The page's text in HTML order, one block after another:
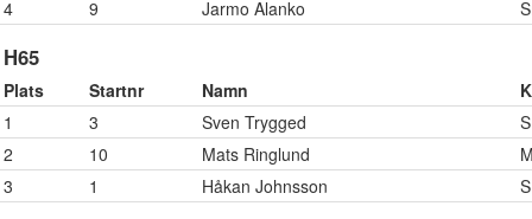
4
9 Jarmo Alanko
H65
Plats Startnr Namn
1
3 Sven Trygged
2
10 Mats Ringlund
3
1 Håkan Johnsson